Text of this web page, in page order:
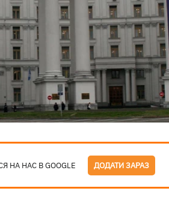
НА НАС В GOOGLE ДОДАТИ ЗАРАЗ